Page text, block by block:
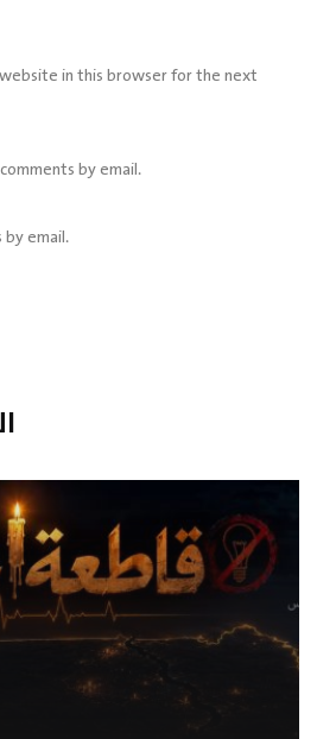
website in this browser for the next
by email.
email.